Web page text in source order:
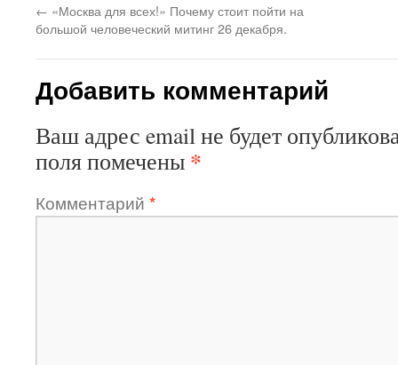
← «Москва для всех!» Почему стоит пойти на
большой человеческий митинг 26 декабря.
Добавить комментарий
Ваш адрес email не будет
поля помечены *
Комментарий *